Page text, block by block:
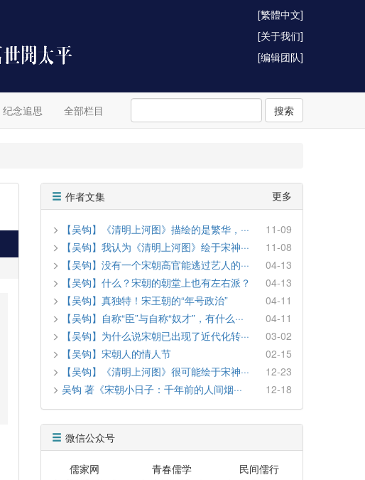
[繁體中文]
[关于我们]
[编辑团队]
纪念追思 全部栏目 搜索
作者文集 更多
【吴钩】《清明上河图》描绘的是繁华，···
11-09
【吴钩】我认为《清明上河图》绘于宋神···
11-08
【吴钩】没有一个宋朝高官能逃过艺人的···
04-13
【吴钩】什么？宋朝的朝堂上也有左右派？
04-13
【吴钩】真独特！宋王朝的“年号政治”
04-11
【吴钩】自称“臣”与自称“奴才”，有什么···
04-11
【吴钩】为什么说宋朝已出现了近代化转···
03-02
【吴钩】宋朝人的情人节
02-15
【吴钩】《清明上河图》很可能绘于宋神···
12-23
吴钩 著《宋朝小日子：千年前的人间烟···
12-18
微信公众号
儒家网 青春儒学 民间儒行